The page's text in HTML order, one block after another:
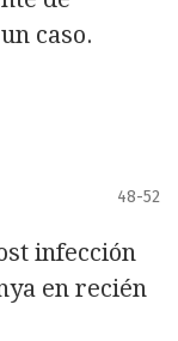
caso.
48-52
infección
en recién